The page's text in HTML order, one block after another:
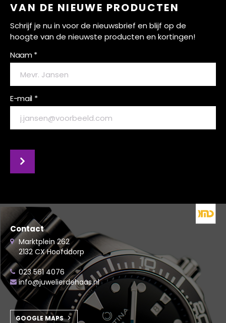
VAN DE NIEUWE PRODUCTEN
Schrijf je nu in voor de nieuwsbrief en blijf op de
hoogte van de nieuwste producten en kortingen!
Naam *
E-mail *
Contact
Marktplein 262
2132 CX Hoofddorp
023 561 4076
info@juwelierdehaas.nl
GOOGLE MAPS